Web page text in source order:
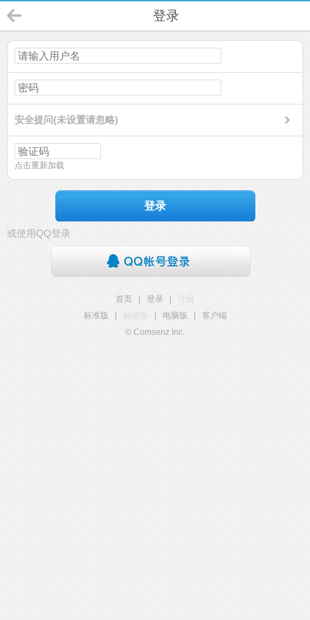
登录
安全提问(未设置请忽略)
点击重新加载
登录
或使用QQ登录
首页 登录
注册
标准版
触屏版 电脑版
客户端
© Comsenz Inc.